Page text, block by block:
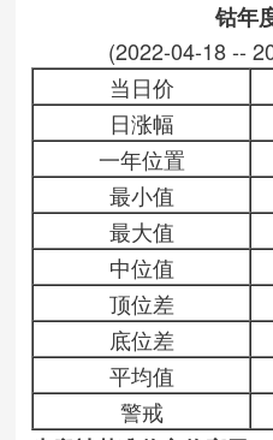
钴年
(2022-04-18 --
当日价
日涨幅
一年位置
最小值
最大值
中位值
顶位差
底位差
平均值
警戒